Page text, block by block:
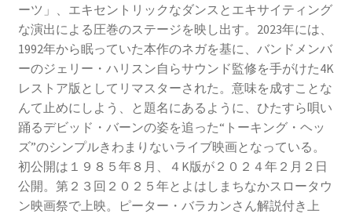
ーツ」、エキセントリックなダンスとエキサイティング
な演出による圧巻のステージを映し出す。2023年には、
1992年から眠っていた本作のネガを基に、バンドメンバ
ーのジェリー・ハリスン自らサウンド監修を手がけた4K
レストア版としてリマスターされた。意味を成すことな
んて止めにしよう、と題名にあるように、ひたすら唄い
踊るデビッド・バーンの姿を追った“トーキング・ヘッ
ズ”のシンプルきわまりないライブ映画となっている。
初公開は１９８５年８月、４K版が２０２４年２月２日
公開。第２３回２０２５年とよはしまちなかスロータウ
ン映画祭で上映。ピーター・バラカンさん解説付き上